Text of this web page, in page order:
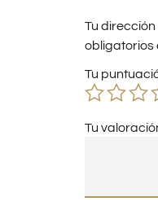
Tu
obligatorios
Tu
Tu